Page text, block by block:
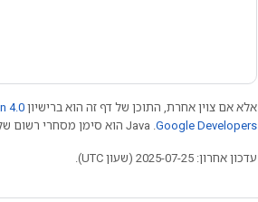
אלא אם צוין אחרת, התוכן של דף זה הוא ברישיון4.0
Google Developers‏
עדכון אחרון: 2025-07-25 (שעון UTC).